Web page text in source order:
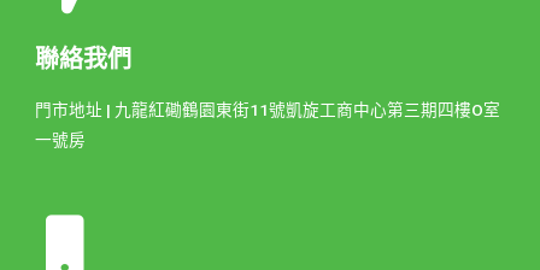
聯絡我們
門市地址 | 九龍紅磡鶴園東街11號凱旋工商中心第三期四樓O室
一號房